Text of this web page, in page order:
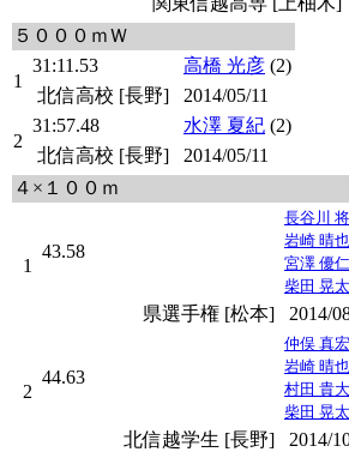
５０００ｍＷ
1
31:11.53 高橋 光彦 (2)
北信高校 [長野]
2014/05/11
2
31:57.48 水澤 夏紀 (2)
北信高校 [長野]
2014/05/11
４×１００ｍ
1
43.58
長谷川
岩崎 晴也
宮澤 優仁
柴田 晃
県選手権 [松本] 2014/
2
44.63
仲俣 真宏
岩崎 晴也
村田 貴大
柴田 晃
北信越学生 [長野] 2014/